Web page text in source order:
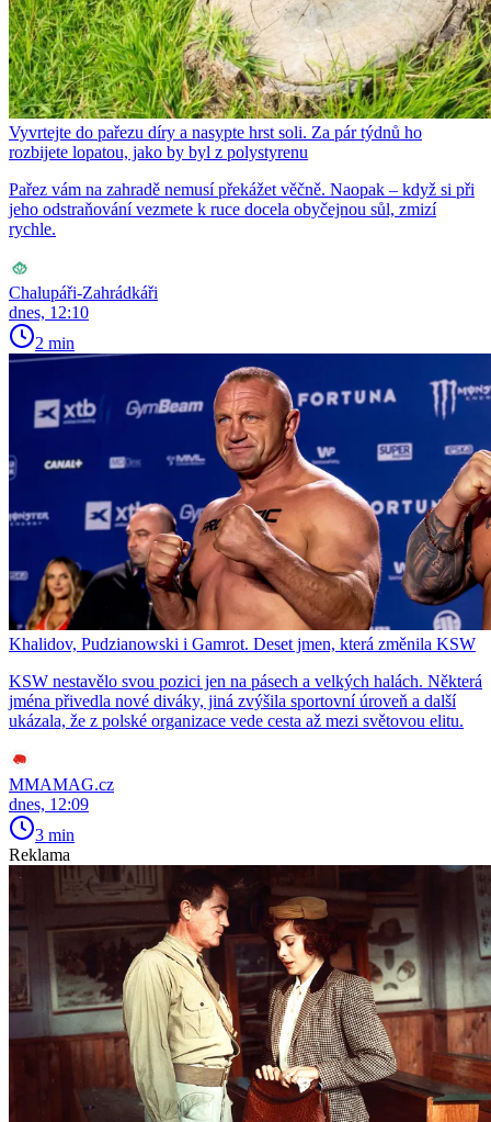
Vyvrtejte do pařezu díry a nasypte hrst soli. Za pár týdnů ho
rozbijete lopatou, jako by byl z polystyrenu
Pařez vám na zahradě nemusí překážet věčně. Naopak – když si při
jeho odstraňování vezmete k ruce docela obyčejnou sůl, zmizí
rychle.
Chalupáři-Zahrádkáři
dnes, 12:10
2 min
Khalidov, Pudzianowski i Gamrot. Deset jmen, která změnila KSW
KSW nestavělo svou pozici jen na pásech a velkých halách. Některá
jména přivedla nové diváky, jiná zvýšila sportovní úroveň a další
ukázala, že z polské organizace vede cesta až mezi světovou elitu.
MMAMAG.cz
dnes, 12:09
3 min
Reklama